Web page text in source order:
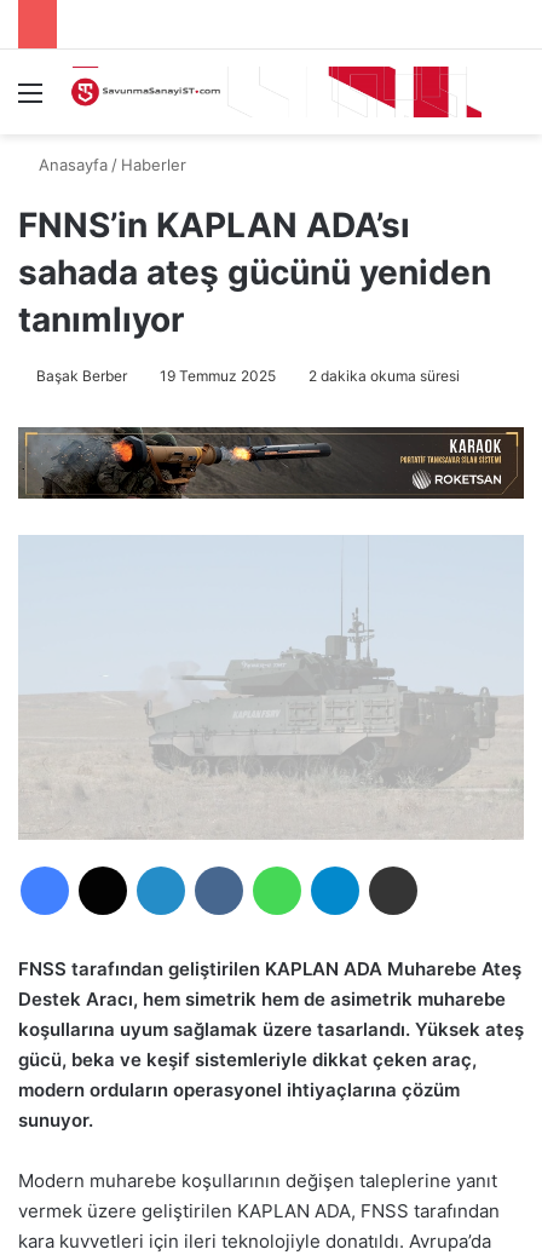
Menü
Anasayfa / Haberler
FNNS’in KAPLAN ADA’sı
sahada ateş gücünü yeniden
tanımlıyor
Başak Berber 19 Temmuz 2025 2 dakika okuma süresi
FNSS tarafından geliştirilen KAPLAN ADA Muharebe Ateş
Destek Aracı, hem simetrik hem de asimetrik muharebe
koşullarına uyum sağlamak üzere tasarlandı. Yüksek ateş
gücü, beka ve keşif sistemleriyle dikkat çeken araç,
modern orduların operasyonel ihtiyaçlarına çözüm
sunuyor.
Modern muharebe koşullarının değişen taleplerine yanıt
vermek üzere geliştirilen KAPLAN ADA, FNSS tarafından
kara kuvvetleri için ileri teknolojiyle donatıldı. Avrupa’da